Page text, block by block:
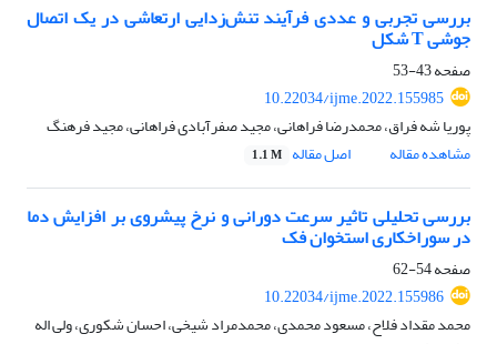
بررسی تجربی و عددی فرآیند تنش‌زدایی ارتعاشی در یک اتصال
جوشی T شکل
صفحه43-53
10.22034/ijme.2022.155985
پوریا شه فراق، محمدرضا فراهانی، مجید صفرآبادی فراهانی، مجید فرهنگ
مشاهده مقاله
اصل مقاله 1.1 M
بررسی تحلیلی تاثیر سرعت دورانی و نرخ پیشروی بر افزایش دما
در سوراخکاری استخوان فک
صفحه54-62
10.22034/ijme.2022.155986
محمد مقداد فلاح، مسعود محمدی، محمدمراد شیخی، احسان شکوری، ولی اله